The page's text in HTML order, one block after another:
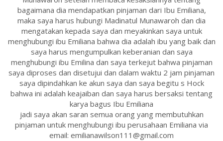
bagaimana dia mendapatkan pinjaman dari Ibu Emiliana,
maka saya harus hubungi Madinatul Munawaroh dan dia
mengatakan kepada saya dan meyakinkan saya untuk
menghubungi ibu Emiliana bahwa dia adalah ibu yang baik dan
saya harus mengumpulkan keberanian dan saya
menghubungi ibu Emilina dan saya terkejut bahwa pinjaman
saya diproses dan disetujui dan dalam waktu 2 jam pinjaman
saya dipindahkan ke akun saya dan saya begitu s Hock
bahwa ini adalah keajaiban dan saya harus bersaksi tentang
karya bagus Ibu Emiliana
jadi saya akan saran semua orang yang membutuhkan
pinjaman untuk menghubungi ibu perusahaan Emiliana via
email: emilianawilson111@gmail.com